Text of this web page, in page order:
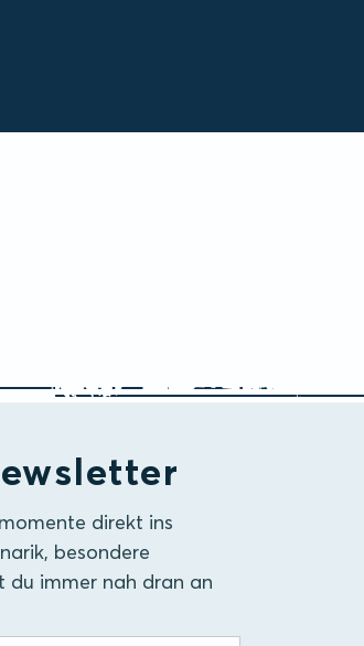
direkt ins
besondere
du immer nah dran an